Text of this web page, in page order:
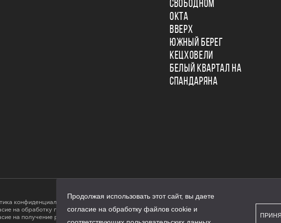
СВОБОДНОМ
ОКТА
ВВЕРХ
ЮЖНЫЙ БЕРЕГ
КЕЦХОВЕЛИ
БЕЛЫЙ КВАРТАЛ НА
СПАНДАРЯНА
конфиденциальности
на обработку персональных данных
на получение рассылки
Продолжая использовать этот сайт, вы даете
согласие на обработку файлов cookie и